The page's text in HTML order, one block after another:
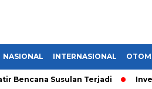
NASIONAL INTERNASIONAL
Susulan Terjadi